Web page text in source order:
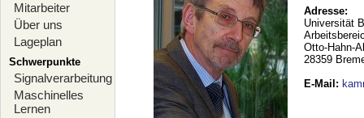
Mitarbeiter
Über uns
Lageplan
Schwerpunkte
Signalverarbeitung
Maschinelles
Lernen
Adresse:
Universität
Otto-Hahn-
28359
E-Mail :